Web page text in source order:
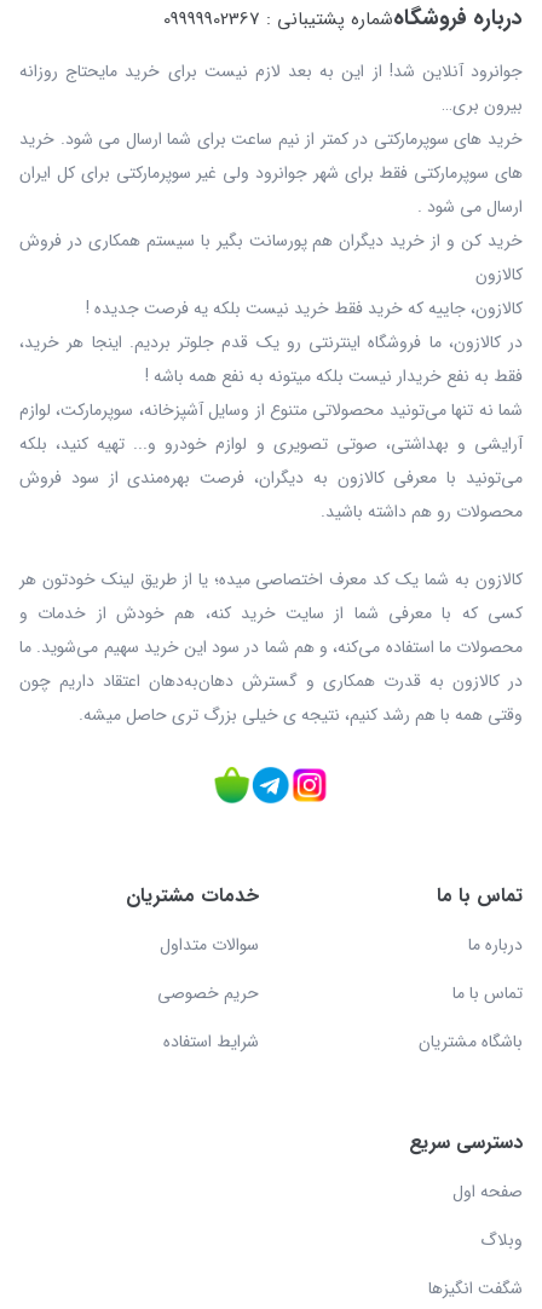
درباره فروشگاهشماره پشتیبانی : 09999902367
جوانرود آنلاین شد! از این به بعد لازم نیست برای خرید مایحتاج روزانه
بیرون بری…
خرید های سوپرمارکتی در کمتر از نیم ساعت برای شما ارسال می شود. خرید
های سوپرمارکتی فقط برای شهر جوانرود ولی غیر سوپرمارکتی برای کل ایران
ارسال می شود .
خرید کن و از خرید دیگران هم پورسانت بگیر با سیستم همکاری در فروش
کالازون
کالازون، جاییه که خرید فقط خرید نیست بلکه یه فرصت جدیده !
در کالازون، ما فروشگاه اینترنتی رو یک قدم جلوتر بردیم. اینجا هر خرید،
فقط به نفع خریدار نیست بلکه میتونه به نفع همه باشه !
شما نه‌ تنها می‌تونید محصولاتی متنوع از وسایل آشپزخانه، سوپرمارکت، لوازم
آرایشی و بهداشتی، صوتی تصویری و لوازم خودرو و... تهیه کنید، بلکه
می‌تونید با معرفی کالازون به دیگران، فرصت بهره‌مندی از سود فروش
محصولات رو هم داشته باشید.
کالازون به شما یک کد معرف اختصاصی میده؛ یا از طریق لینک خودتون هر
کسی که با معرفی شما از سایت خرید کنه، هم خودش از خدمات و
محصولات ما استفاده می‌کنه، و هم شما در سود این خرید سهیم می‌شوید. ما
در کالازون به قدرت همکاری و گسترش دهان‌به‌دهان اعتقاد داریم چون
وقتی همه با هم رشد کنیم، نتیجه ی خیلی بزرگ‌ تری حاصل میشه.
تماس با ما
درباره ما
تماس با ما
باشگاه مشتریان
خدمات مشتریان
سوالات متداول
حریم خصوصی
شرایط استفاده
دسترسی سریع
صفحه اول
وبلاگ
شگفت انگیزها